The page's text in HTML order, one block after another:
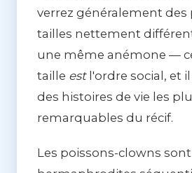
verrez généralement des
tailles nettement
une même anémone —
taille estl'ordre social, et
des histoires de vie les
remarquables du récif.
Les poissons-clowns